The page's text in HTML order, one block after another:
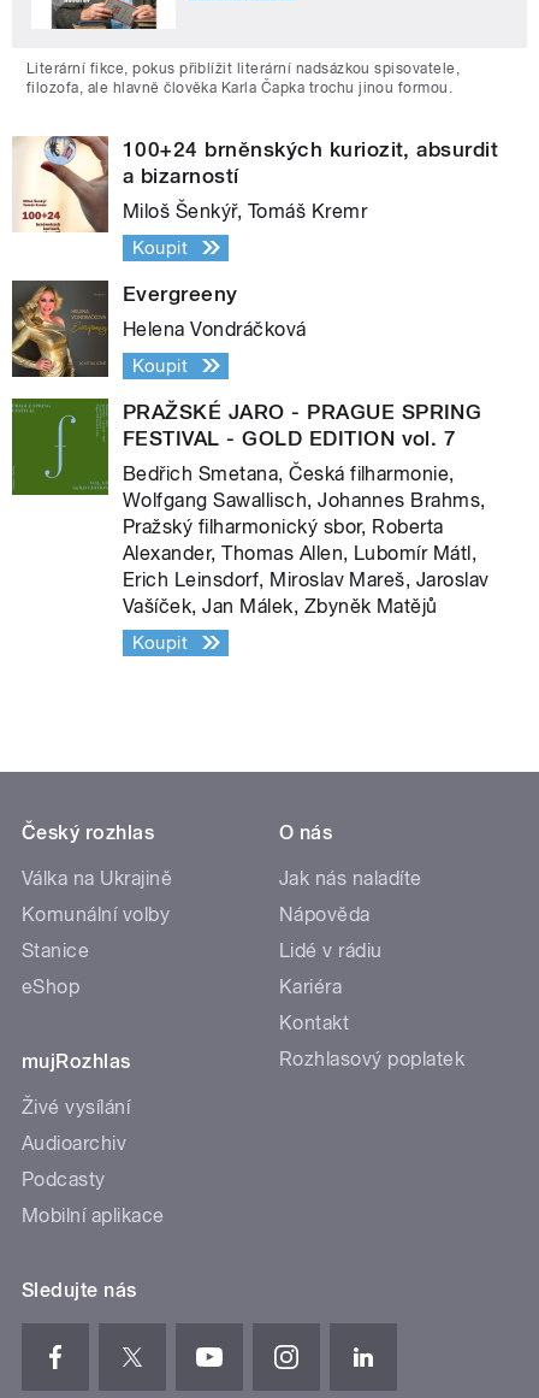
Literární fikce, pokus přiblížit literární nadsázkou spisovatele,
filozofa, ale hlavně člověka Karla Čapka trochu jinou formou.
100+24 brněnských kuriozit, absurdit
a bizarností
Miloš Šenkýř, Tomáš Kremr
Koupit
Evergreeny
Helena Vondráčková
Koupit
PRAŽSKÉ JARO - PRAGUE SPRING
FESTIVAL - GOLD EDITION vol. 7
Bedřich Smetana, Česká filharmonie,
Wolfgang Sawallisch, Johannes Brahms,
Pražský filharmonický sbor, Roberta
Alexander, Thomas Allen, Lubomír Mátl,
Erich Leinsdorf, Miroslav Mareš, Jaroslav
Vašíček, Jan Málek, Zbyněk Matějů
Koupit
Český rozhlas
Válka na Ukrajině
Komunální volby
Stanice
eShop
mujRozhlas
Živé vysílání
Audioarchiv
Podcasty
Mobilní aplikace
O nás
Jak nás naladíte
Nápověda
Lidé v rádiu
Kariéra
Kontakt
Rozhlasový poplatek
Sledujte nás